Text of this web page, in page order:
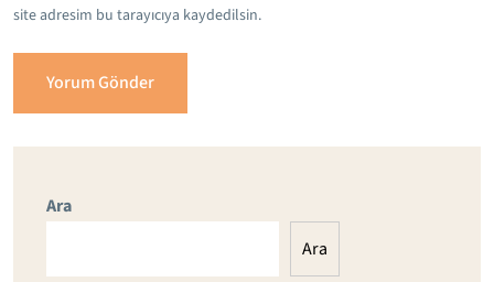
site adresim bu tarayıcıya kaydedilsin.
Ara
Ara